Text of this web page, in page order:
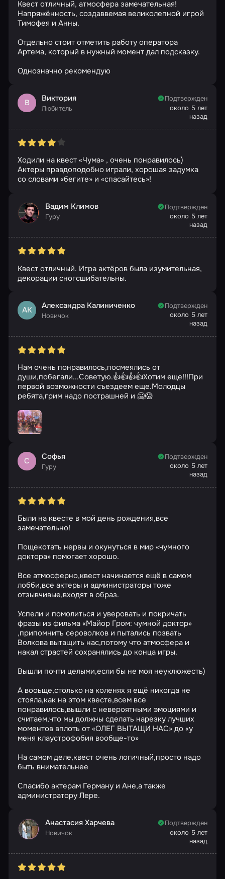
Квест отличный, атмосфера замечательная!
Напряжённость, создаввемая великолепной игрой
Тимофея и Анны.
Отдельно стоит отметить работу оператора
Артема, который в нужный момент дал подсказку.
Однозначно рекомендую
В Виктория
Любитель
Подтвержден
около 5 лет
назад
Ходили на квест «Чума» , очень понравилось)
Актеры правдоподобно играли, хорошая задумка
со словами «бегите» и «спасайтесь»!
Вадим Климов
Гуру
Подтвержден
около 5 лет
назад
Квест отличный. Игра актёров была изумительная,
декорации сногсшибательны.
АК Александра Калиниченко
Новичок
Подтвержден
около 5 лет
назад
Нам очень понравилось,посмеялись от
души,побегали...Советую.👍👍👍👍Хотим еще!!!При
первой возможности съездеем еще.Молодцы
ребята,грим надо пострашней и 🥶😱
С Софья
Гуру
Подтвержден
около 5 лет
назад
Были на квесте в мой день рождения,все
замечательно!
Пощекотать нервы и окунуться в мир «чумного
доктора» помогает хорошо.
Все атмосферно,квест начинается ещё в самом
лобби,все актеры и администраторы тоже
отзывчивые,входят в образ.
Успели и помолиться и уверовать и покричать
фразы из фильма «Майор Гром: чумной доктор»
,припомнить сероволков и пытались позвать
Волкова вытащить нас,потому что атмосфера и
накал страстей сохранялись до конца игры.
Вышли почти целыми,если бы не моя неуклюжесть)
А вооьще,столько на коленях я ещё никогда не
стояла,как на этом квесте,всем все
понравилось,вышли с невероятными эмоциями и
считаем,что мы должны сделать нарезку лучших
моментов вплоть от «ОЛЕГ ВЫТАЩИ НАС» до «у
меня клаустрофобия вообще-то»
На самом деле,квест очень логичный,просто надо
быть внимательнее
Спасибо актерам Герману и Ане,а также
администратору Лере.
Анастасия Харчева
Новичок
Подтвержден
около 5 лет
назад